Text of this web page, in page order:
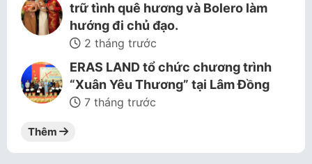
trữ tình quê hương và Bolero làm
hướng đi chủ đạo.
2 tháng trước
ERAS LAND tổ chức chương trình
“Xuân Yêu Thương” tại Lâm Đồng
7 tháng trước
Thêm